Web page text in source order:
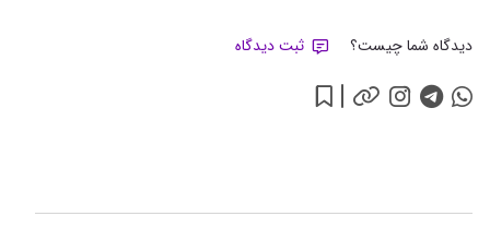
دیدگاه شما چیست؟ ثبت دیدگاه